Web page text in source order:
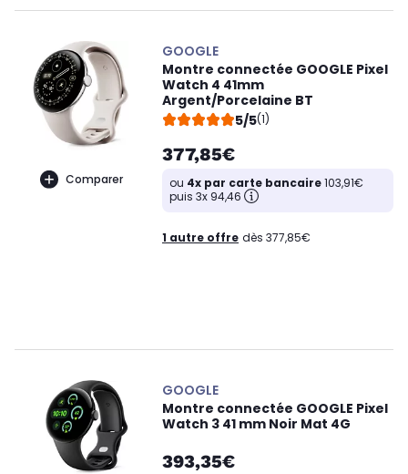
Comparer
GOOGLE
Montre connectée GOOGLE Pixel
Watch 4 41mm
Argent/Porcelaine BT
5/5(1)
377,85€
ou 4x par carte bancaire103,91€
puis 3x 94,46
1 autre offre dès 377,85€
GOOGLE
Montre connectée GOOGLE Pixel
Watch 3 41 mm Noir Mat 4G
393,35€